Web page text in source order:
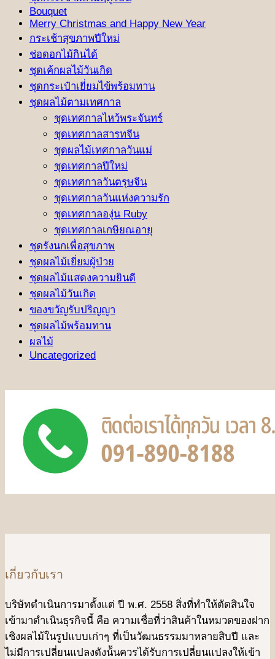
Bouquet
Merry Christmas and Happy New Year
กระเช้าสุขภาพปีใหม่
ช่อดอกไม้กินได้
ชุดเค้กผลไม้วันเกิด
ชุดกระเป๋าเยี่ยมไข้พร้อมทาน
ชุดผลไม้ตามเทศกาล
ชุดเทศกาลไหว้พระจันทร์
ชุดเทศกาลสารทจีน
ชุดผลไม้เทศกาลวันแม่
ชุดเทศกาลปีใหม่
ชุดเทศกาลวันตรุษจีน
ชุดเทศกาลวันแห่งความรัก
ชุดเทศกาลองุ่น Ruby
ชุดเทศกาลเกษียณอายุ
ชุดรังนกเพื่อสุขภาพ
ชุดผลไม้เยี่ยมผู้ป่วย
ชุดผลไม้แสดงความยินดี
ชุดผลไม้วันเกิด
ของขวัญรับปริญญา
ชุดผลไม้พร้อมทาน
ผลไม้
Uncategorized
เกี่ยวกับเรา
บริษัทดําเนินการมาตั้งแต่ ปี พ.ศ. 2558 สิ่งที่ทำให้ตัดสินใจ
เข้ามาดําเนินธุรกิจนี้ คือ ความเชื่อที่ว่าสินค้าในหมวดของฝาก
เชิงผลไม้ในรูปแบบเก่าๆ ที่เป็นวัฒนธรรมมาหลายสิบปี และ
ไม่มีการเปลี่ยนแปลงดังน้ันควรได้รับการเปลี่ยนแปลงให้เข้า